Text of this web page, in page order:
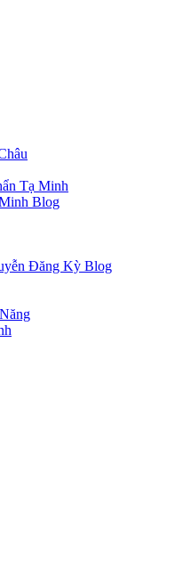
Tạ Minh
Blog
Đăng Kỳ Blog